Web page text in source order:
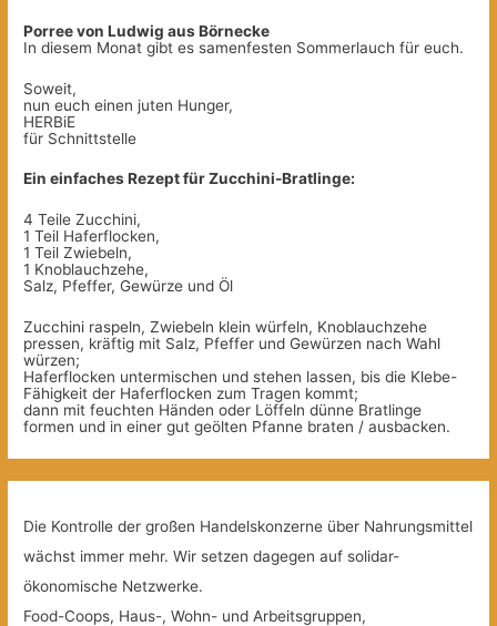
Porree von Ludwig aus Börnecke
In diesem Monat gibt es samenfesten Sommerlauch für euch.
Soweit,
nun euch einen juten Hunger,
HERBiE
für Schnittstelle
Ein einfaches Rezept für Zucchini-Bratlinge:
4 Teile Zucchini,
1 Teil Haferflocken,
1 Teil Zwiebeln,
1 Knoblauchzehe,
Salz, Pfeffer, Gewürze und Öl
Zucchini raspeln, Zwiebeln klein würfeln, Knoblauchzehe
pressen, kräftig mit Salz, Pfeffer und Gewürzen nach Wahl
würzen;
Haferflocken untermischen und stehen lassen, bis die Klebe-
Fähigkeit der Haferflocken zum Tragen kommt;
dann mit feuchten Händen oder Löffeln dünne Bratlinge
formen und in einer gut geölten Pfanne braten / ausbacken.
Die Kontrolle der großen Handelskonzerne über Nahrungsmittel
wächst immer mehr. Wir setzen dagegen auf solidar-
ökonomische Netzwerke.
Food-Coops, Haus-, Wohn- und Arbeitsgruppen,